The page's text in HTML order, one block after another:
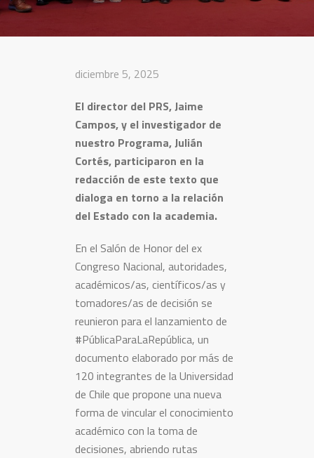
diciembre 5, 2025
El director del PRS, Jaime
Campos, y el investigador de
nuestro Programa, Julián
Cortés, participaron en la
redacción de este texto que
dialoga en torno a la relación
del Estado con la academia.
En el Salón de Honor del ex
Congreso Nacional, autoridades,
académicos/as, científicos/as y
tomadores/as de decisión se
reunieron para el lanzamiento de
#PúblicaParaLaRepública, un
documento elaborado por más de
120 integrantes de la Universidad
de Chile que propone una nueva
forma de vincular el conocimiento
académico con la toma de
decisiones, abriendo rutas